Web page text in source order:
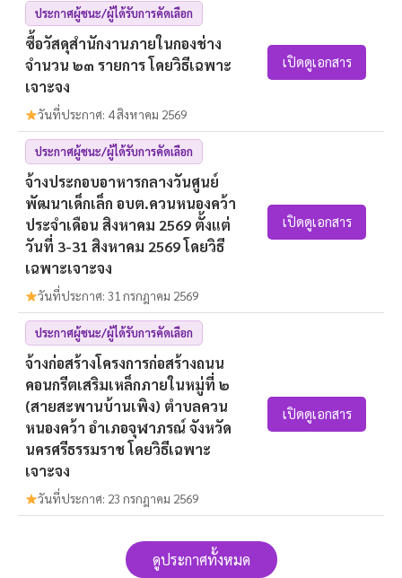
ประกาศผู้ชนะ/ผู้ได้รับการคัดเลือก
ซื้อวัสดุสำนักงานภายในกองช่าง
จำนวน ๒๓ รายการ โดยวิธีเฉพาะ
เจาะจง
วันที่ประกาศ: 4 สิงหาคม 2569
เปิดดูเอกสาร
ประกาศผู้ชนะ/ผู้ได้รับการคัดเลือก
จ้างประกอบอาหารกลางวันศูนย์
พัฒนาเด็กเล็ก อบต.ควนหนองคว้า
ประจำเดือน สิงหาคม 2569 ตั้งแต่
วันที่ 3-31 สิงหาคม 2569 โดยวิธี
เฉพาะเจาะจง
วันที่ประกาศ: 31 กรกฎาคม 2569
เปิดดูเอกสาร
ประกาศผู้ชนะ/ผู้ได้รับการคัดเลือก
จ้างก่อสร้างโครงการก่อสร้างถนน
คอนกรีตเสริมเหล็กภายในหมู่ที่ ๒
(สายสะพานบ้านเพิง) ตำบลควน
หนองคว้า อำเภอจุฬาภรณ์ จังหวัด
นครศรีธรรมราช โดยวิธีเฉพาะ
เจาะจง
วันที่ประกาศ: 23 กรกฎาคม 2569
เปิดดูเอกสาร
ดูประกาศทั้งหมด